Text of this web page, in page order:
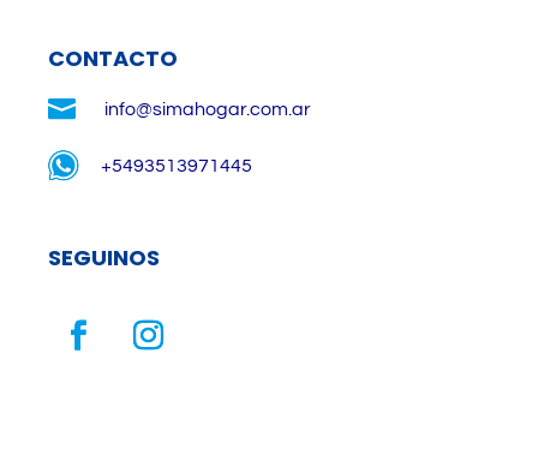
CONTACTO
 info@simahogar.com.ar
+5493513971445
SEGUINOS